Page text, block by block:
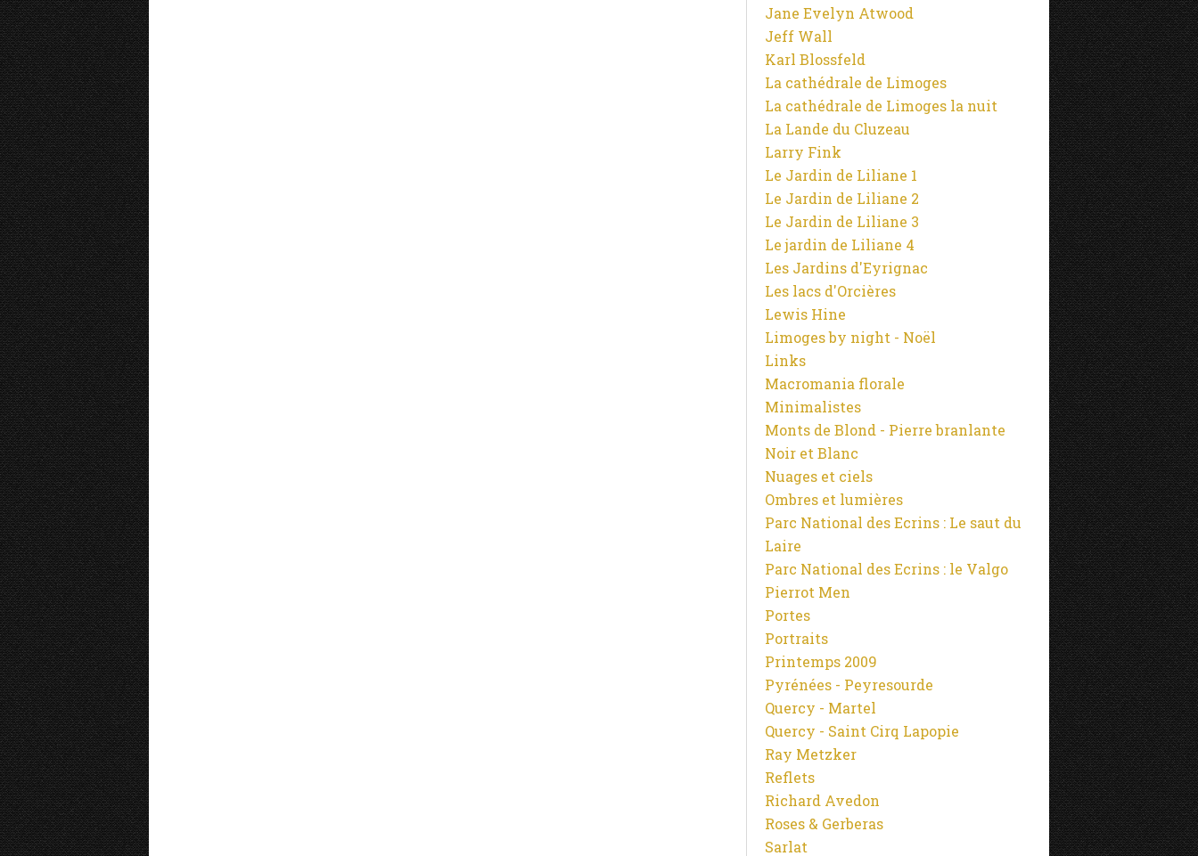
Jane Evelyn Atwood
Jeff Wall
Karl Blossfeld
La cathédrale de Limoges
La cathédrale de Limoges la nuit
La Lande du Cluzeau
Larry Fink
Le Jardin de Liliane 1
Le Jardin de Liliane 2
Le Jardin de Liliane 3
Le jardin de Liliane 4
Les Jardins d'Eyrignac
Les lacs d'Orcières
Lewis Hine
Limoges by night - Noël
Links
Macromania florale
Minimalistes
Monts de Blond - Pierre branlante
Noir et Blanc
Nuages et ciels
Ombres et lumières
Parc National des Ecrins : Le saut du
Laire
Parc National des Ecrins : le Valgo
Pierrot Men
Portes
Portraits
Printemps 2009
Pyrénées - Peyresourde
Quercy - Martel
Quercy - Saint Cirq Lapopie
Ray Metzker
Reflets
Richard Avedon
Roses & Gerberas
Sarlat